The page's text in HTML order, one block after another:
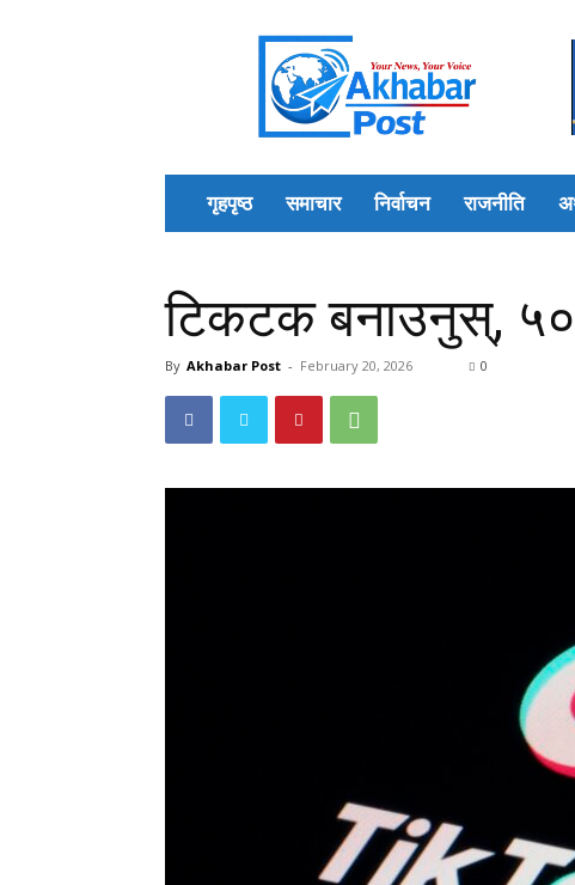
Akhabar
गृहपृष्ठ समाचार निर्वाचन राजनीति
टिकटक बनाउनुस्, ५०
By Akhabar Post - February 20, 2026 0